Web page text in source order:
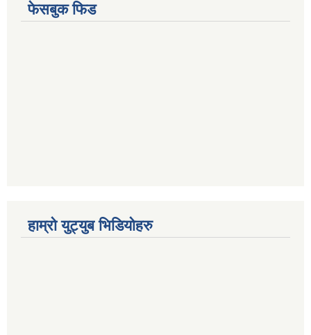
फेसबुक फिड
हाम्रो युट्युब भिडियोहरु